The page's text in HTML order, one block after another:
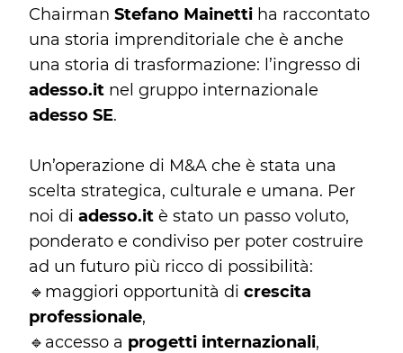
Chairman Stefano Mainetti ha raccontato
una storia imprenditoriale che è anche
una storia di trasformazione: l’ingresso di
adesso.it nel gruppo internazionale
adesso SE.
Un’operazione di M&A che è stata una
scelta strategica, culturale e umana. Per
noi di adesso.it è stato un passo voluto,
ponderato e condiviso per poter costruire
ad un futuro più ricco di possibilità:
🔹maggiori opportunità di crescita
professionale,
🔹accesso a progetti internazionali,